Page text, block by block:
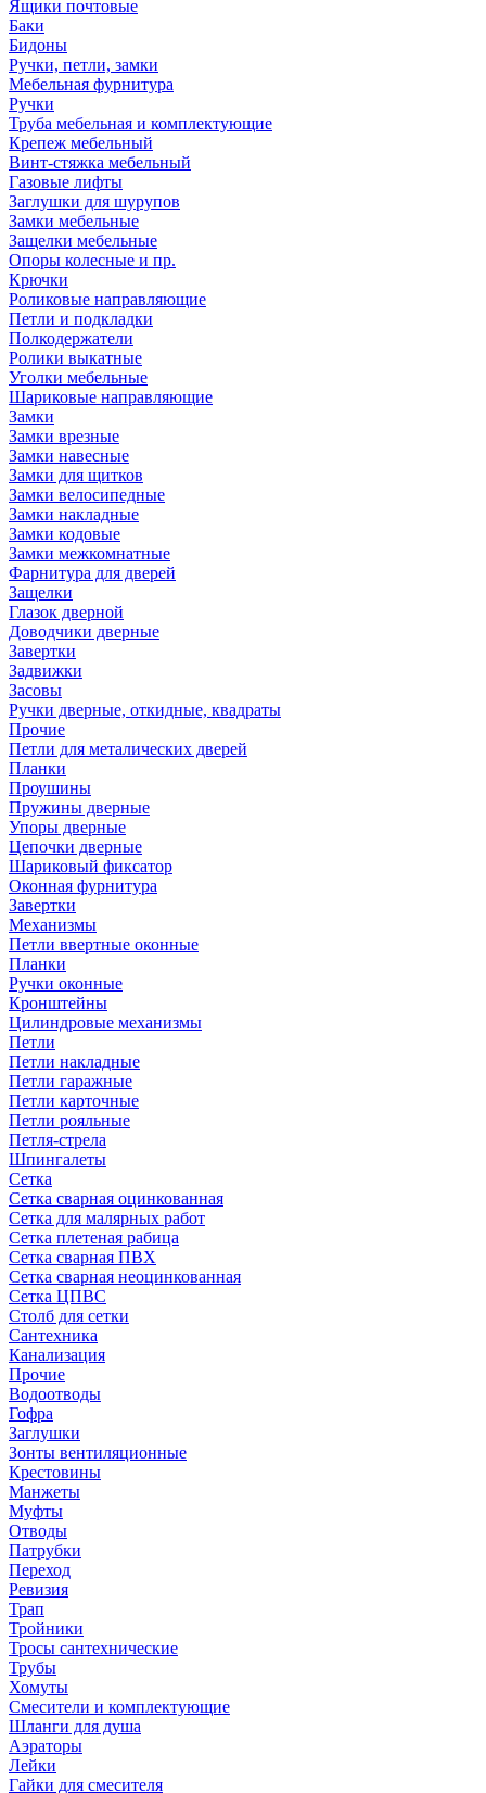
Ящики почтовые
Баки
Бидоны
Ручки, петли, замки
Мебельная фурнитура
Ручки
Труба мебельная и комплектующие
Крепеж мебельный
Винт-стяжка мебельный
Газовые лифты
Заглушки для шурупов
Замки мебельные
Защелки мебельные
Опоры колесные и пр.
Крючки
Роликовые направляющие
Петли и подкладки
Полкодержатели
Ролики выкатные
Уголки мебельные
Шариковые направляющие
Замки
Замки врезные
Замки навесные
Замки для щитков
Замки велосипедные
Замки накладные
Замки кодовые
Замки межкомнатные
Фарнитура для дверей
Защелки
Глазок дверной
Доводчики дверные
Завертки
Задвижки
Засовы
Ручки дверные, откидные, квадраты
Прочие
Петли для металических дверей
Планки
Проушины
Пружины дверные
Упоры дверные
Цепочки дверные
Шариковый фиксатор
Оконная фурнитура
Завертки
Механизмы
Петли ввертные оконные
Планки
Ручки оконные
Кронштейны
Цилиндровые механизмы
Петли
Петли накладные
Петли гаражные
Петли карточные
Петли рояльные
Петля-стрела
Шпингалеты
Сетка
Сетка сварная оцинкованная
Сетка для малярных работ
Сетка плетеная рабица
Сетка сварная ПВХ
Сетка сварная неоцинкованная
Сетка ЦПВС
Столб для сетки
Сантехника
Канализация
Прочие
Водоотводы
Гофра
Заглушки
Зонты вентиляционные
Крестовины
Манжеты
Муфты
Отводы
Патрубки
Переход
Ревизия
Трап
Тройники
Тросы сантехнические
Трубы
Хомуты
Смесители и комплектующие
Шланги для душа
Аэраторы
Лейки
Гайки для смесителя